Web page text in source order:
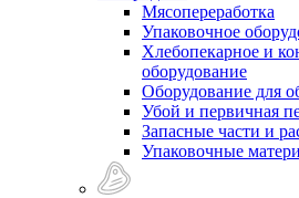
Мясопереработка
Упаковочное
Хлебопекарное и
оборудование
Оборудование для
Убой и первичная
Запасные части и
Упаковочные